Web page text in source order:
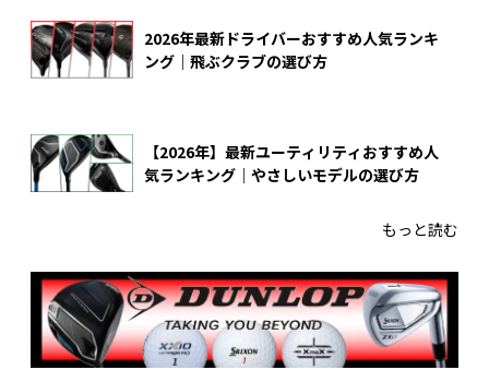
2026年最新ドライバーおすすめ人気ランキ
ング｜飛ぶクラブの選び方
【2026年】最新ユーティリティおすすめ人
気ランキング｜やさしいモデルの選び方
もっと読む